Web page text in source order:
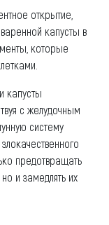
открытие,
капусты в
которые
капусты
с желудочным
систему
предотвращать
и замедлять их